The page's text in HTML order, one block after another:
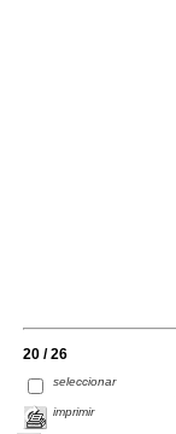
20 / 26
seleccionar
imprimir